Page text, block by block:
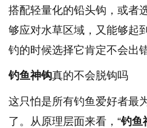
搭配轻量化的铅头钩，或者
够应对水草区域，又能够起
钓的时候选择它肯定不会出错
钓鱼神钩真的不会脱钩吗
这只怕是所有钓鱼爱好者最
了。从原理层面来看，“钓鱼